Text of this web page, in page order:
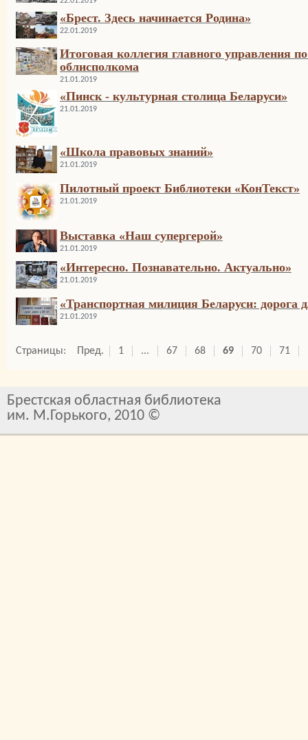
«Брест. Здесь начинается Родина»
22.01.2019
Итоговая коллегия главного управления
облисполкома
21.01.2019
«Пинск - культурная столица Беларуси»
21.01.2019
«Школа правовых знаний»
21.01.2019
Пилотный проект Библиотеки «КонТекст»
21.01.2019
Выставка «Наш супергерой»
21.01.2019
«Интересно. Познавательно. Актуально»
21.01.2019
«Транспортная милиция Беларуси: дорога
21.01.2019
Страницы: Пред. 1 ... 67 68 69 70 71
Брестская областная библиотека
им. М.Горького, 2010 ©